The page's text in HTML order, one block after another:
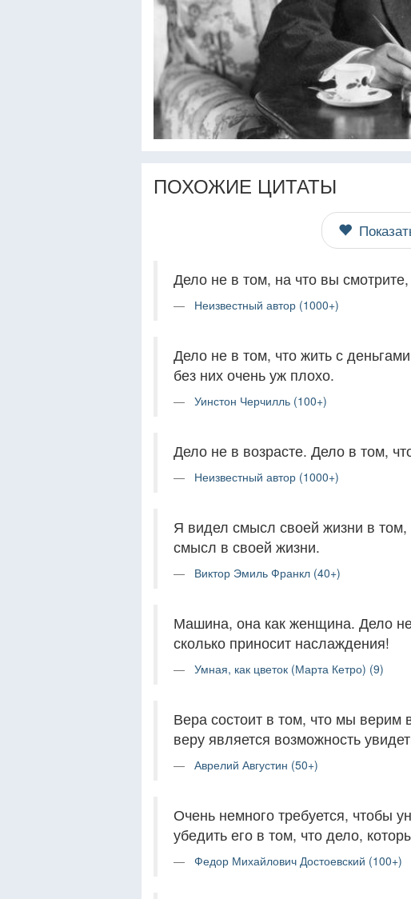
ПОХОЖИЕ ЦИТАТЫ
Дело не в том, на что вы
Неизвестный автор (1000+)
Дело не в том, что жить с
без них очень уж плохо.
Уинстон Черчилль (100+)
Дело не в возрасте. Дело в том,
Неизвестный автор (1000+)
Я видел смысл своей жизни в том,
смысл в своей жизни.
Виктор Эмиль Франкл (40+)
Машина, она как женщина. Дело
сколько приносит наслаждения!
Умная, как цветок (Марта Кетро) (9)
Вера состоит в том, что мы верим
веру является возможность
Аврелий Августин (50+)
Очень немного требуется, чтобы
убедить его в том, что дело,
Федор Михайлович Достоевский (100+)